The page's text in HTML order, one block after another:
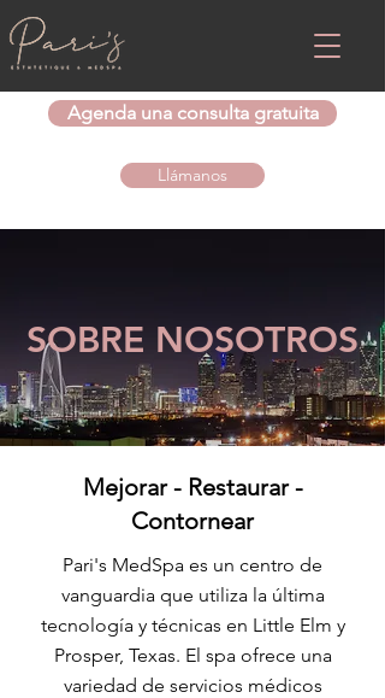
Agenda una consulta gratuita
Llámanos
SOBRE NOSOTROS
Mejorar - Restaurar -
Contornear
Pari's MedSpa es un centro de
vanguardia que utiliza la última
tecnología y técnicas en Little Elm y
Prosper, Texas. El spa ofrece una
variedad de servicios médicos